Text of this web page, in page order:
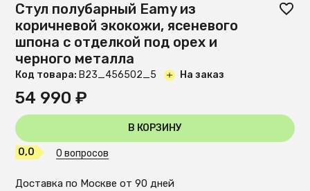
Стул полубарный Eamy из
коричневой экокожи, ясеневого
шпона с отделкой под орех и
черного металла
Код товара: B23_456502_5 На заказ
54 990 ₽
В КОРЗИНУ
0,0 0 вопросов
Доставка по Москве от 90 дней